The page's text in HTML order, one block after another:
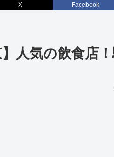
X Facebook
】人気の飲食店